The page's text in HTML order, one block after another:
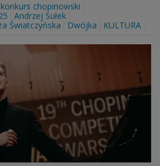
konkurs chopinowski
Andrzej Sułek
Światczyńska Dwójka KULTURA